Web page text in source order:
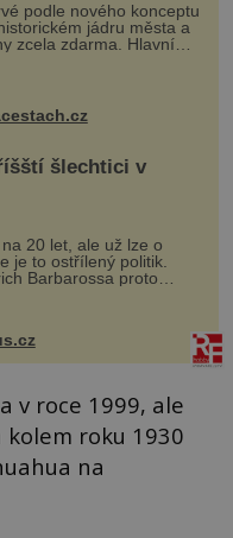
podle nového konceptu
jádru města a
zcela zdarma. Hlavní
odehraje na Karlově a
na víno, burčák, pes...
šlechtici v
20 let, ale už lze o
je to ostřílený politik.
Barbarossa proto
syna a dědice Jindřicha
aby se stal
při řešení sporu m...
v roce 1999, ale
roku 1930
na